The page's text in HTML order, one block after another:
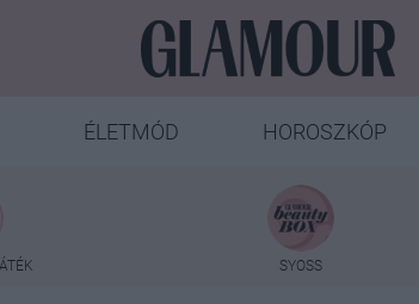
ÉLETMÓD HOROSZKÓP
SYOSS